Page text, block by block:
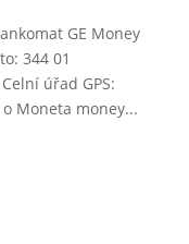
GE Money
344 01
úřad GPS:
Moneta money...